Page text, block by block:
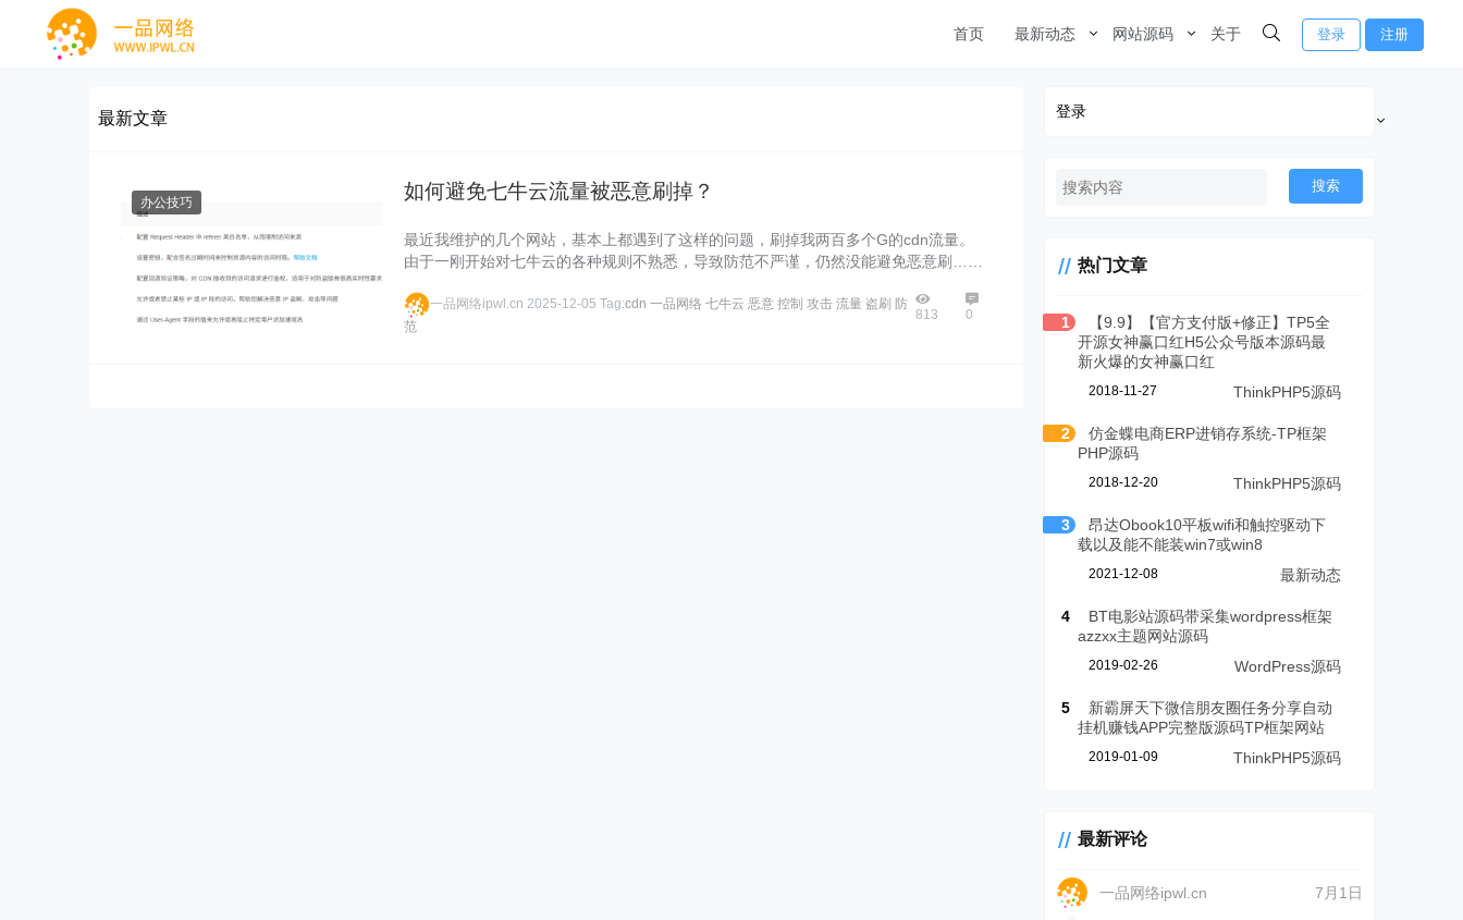
首页 最新动态 网站源码 关于 登录 注册
最新文章
办公技巧 如何避免七牛云流量被恶意刷掉？
最近我维护的几个网站，基本上都遇到了这样的问题，刷掉我两百多个G的cdn流量。
由于一刚开始对七牛云的各种规则不熟悉，导致防范不严谨，仍然没能避免恶意刷……
一品网络ipwl.cn2025-12-05 Tag:cdn 一品网络 七牛云 恶意 控制 攻击 流量 盗刷 防
范
813 0
登录
搜索
热门文章
1
【9.9】【官方支付版+修正】TP5全
开源女神赢口红H5公众号版本源码最
新火爆的女神赢口红
2018-11-27 ThinkPHP5源码
2
仿金蝶电商ERP进销存系统-TP框架
PHP源码
2018-12-20 ThinkPHP5源码
3
昂达Obook10平板wifi和触控驱动下
载以及能不能装win7或win8
2021-12-08 最新动态
4
BT电影站源码带采集wordpress框架
azzxx主题网站源码
2019-02-26 WordPress源码
5
新霸屏天下微信朋友圈任务分享自动
挂机赚钱APP完整版源码TP框架网站
2019-01-09 ThinkPHP5源码
最新评论
一品网络ipwl.cn 7月1日